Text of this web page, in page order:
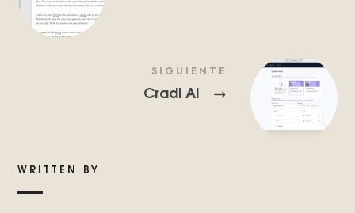
SIGUIENTE
Cradl AI →
WRITTEN BY